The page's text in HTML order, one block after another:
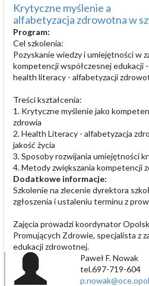
Krytyczne myślenie a
alfabetyzacja zdrowotna w
Program:
Cel szkolenia:
Pozyskanie wiedzy i umiejętności w
kompetencji współczesnej edukacji
health literacy - alfabetyzacji
Treści kształcenia:
1. Krytyczne myślenie jako
zdrowia
2. Health Literacy - alfabetyzacja
jakość życia
3. Sposoby rozwijania umiejętności
4. Metody zwiększania kompetencji
Dodatkowe informacje:
Szkolenie na zlecenie dyrektora
zgłoszenia i ustaleniu terminu z
Zajęcia prowadzi koordynator
Promujących Zdrowie, specjalista z
edukacji zdrowotnej.
Paweł F. Nowak
tel.697-719-604